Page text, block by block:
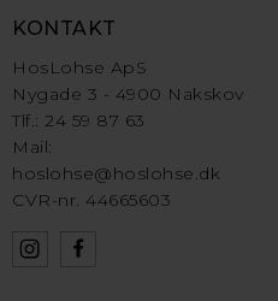
KONTAKT
HosLohse ApS
Nygade 3 - 4900 Nakskov
Tlf.: 24 59 87 63
Mail:
hoslohse@hoslohse.dk
CVR-nr. 44665603